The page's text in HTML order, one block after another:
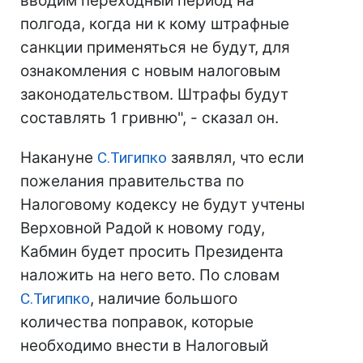
полгода, когда ни к кому штрафные
санкции применяться не будут, для
ознакомления с новым налоговым
законодательством. Штрафы будут
составлять 1 гривню", - сказал он.
Накануне С.Тигипко заявлял, что если
пожелания правительства по
Налоговому кодексу не будут учтены
Верховной Радой к новому году,
Кабмин будет просить Президента
наложить на него вето. По словам
С.Тигипко, наличие большого
количества поправок, которые
необходимо внести в Налоговый